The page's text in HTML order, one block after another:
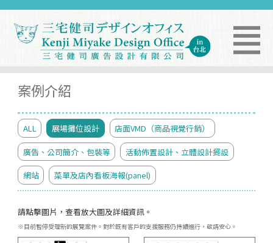
案例介紹
ALL 展場攤位設計 店面VMD（商品視覺行銷）
廣告、公司簡介、包裝等 活動佈置設計、立體設計擺設
網站 菜單及店內看板海報(panel)
請點擊圖片，查看放大圖及詳細資訊。
※目前暫停受理新的展覽案件。對於既有客戶的支援服務仍持續進行，敬請安心。